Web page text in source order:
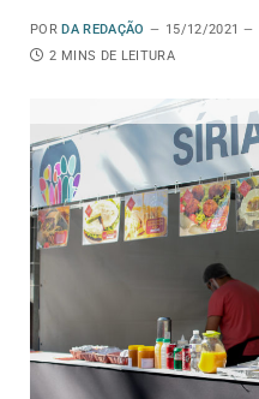
POR DA REDAÇÃO 15/12/2021
2 MINS DE LEITURA